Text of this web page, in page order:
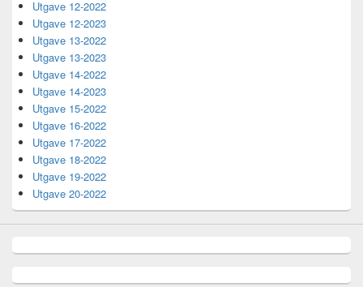
Utgave 12-2022
Utgave 12-2023
Utgave 13-2022
Utgave 13-2023
Utgave 14-2022
Utgave 14-2023
Utgave 15-2022
Utgave 16-2022
Utgave 17-2022
Utgave 18-2022
Utgave 19-2022
Utgave 20-2022